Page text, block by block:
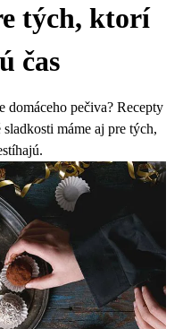
tých, ktorí
čas
pečiva? Recepty
máme aj pre tých,